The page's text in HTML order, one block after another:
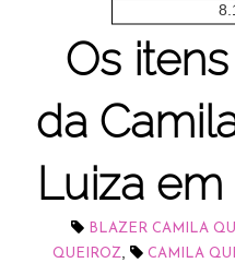
Os
da
Luiza
BLAZER CAMILA
QUEIROZ, CAMILA